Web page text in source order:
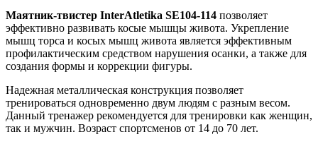
Маятник-твистер InterAtletika SE104-114 позволяет
эффективно развивать косые мышцы живота. Укрепление
мышц торса и косых мышц живота является эффективным
профилактическим средством нарушения осанки, а также для
создания формы и коррекции фигуры.
Надежная металлическая конструкция позволяет
тренироваться одновременно двум людям с разным весом.
Данный тренажер рекомендуется для тренировки как женщин,
так и мужчин. Возраст спортсменов от 14 до 70 лет.